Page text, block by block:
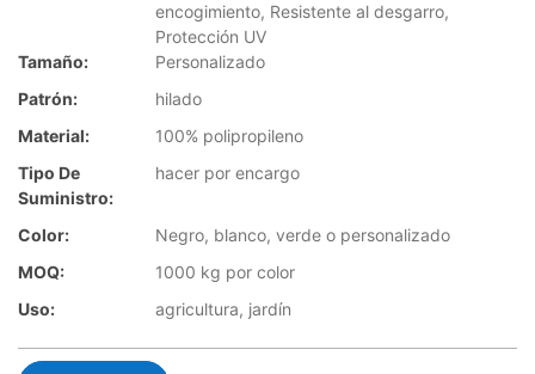
encogimiento, Resistente al desgarro,
Protección UV
Tamaño:
Personalizado
Patrón:
hilado
Material:
100% polipropileno
Tipo De
Suministro:
hacer por encargo
Color:
Negro, blanco, verde o personalizado
MOQ:
1000 kg por color
Uso:
agricultura, jardín